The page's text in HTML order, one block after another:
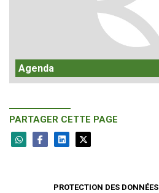
Agenda
PARTAGER CETTE PAGE
PROTECTION DES DONNÉES